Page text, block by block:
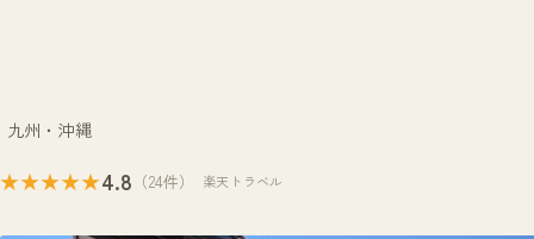
九州・沖縄
★★★★★4.8 （24件） 楽天トラベル